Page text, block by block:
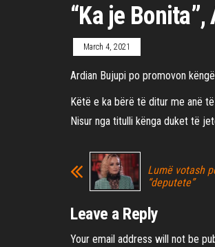
“Ka je
March 4, 2021
Ardian Bujupi po promovon
Këtë e ka bërë të ditur me anë
Nisur nga titulli kënga duket të
Lumë votash
“deputete”
Leave a Reply
Your email address will not be